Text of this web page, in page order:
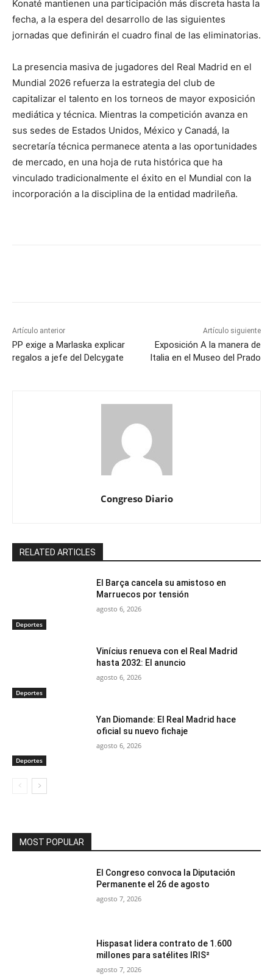
Konaté mantienen una participación más discreta hasta la
fecha, a la espera del desarrollo de las siguientes
jornadas que definirán el cuadro final de las eliminatorias.
La presencia masiva de jugadores del Real Madrid en el
Mundial 2026 refuerza la estrategia del club de
capitalizar el talento en los torneos de mayor exposición
mediática y técnica. Mientras la competición avanza en
sus sedes de Estados Unidos, México y Canadá, la
secretaría técnica permanece atenta a las oportunidades
de mercado, en una hoja de ruta histórica que ha
vinculado tradicionalmente el éxito en el Mundial con la
incorporación a la disciplina de la entidad madrileña.
Artículo anterior
PP exige a Marlaska explicar
regalos a jefe del Delcygate
Artículo siguiente
Exposición A la manera de
Italia en el Museo del Prado
Congreso Diario
RELATED ARTICLES
Deportes
El Barça cancela su amistoso en
Marruecos por tensión
agosto 6, 2026
Deportes
Vinícius renueva con el Real Madrid
hasta 2032: El anuncio
agosto 6, 2026
Deportes
Yan Diomande: El Real Madrid hace
oficial su nuevo fichaje
agosto 6, 2026
MOST POPULAR
El Congreso convoca la Diputación
Permanente el 26 de agosto
agosto 7, 2026
Hispasat lidera contrato de 1.600
millones para satélites IRIS²
agosto 7, 2026